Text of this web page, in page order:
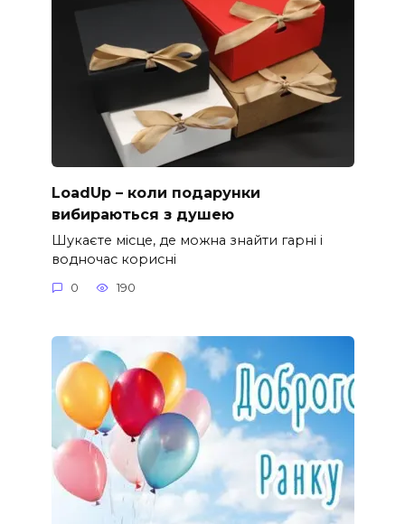
LoadUp – коли подарунки
вибираються з душею
Шукаєте місце, де можна знайти гарні і
водночас корисні
0 190